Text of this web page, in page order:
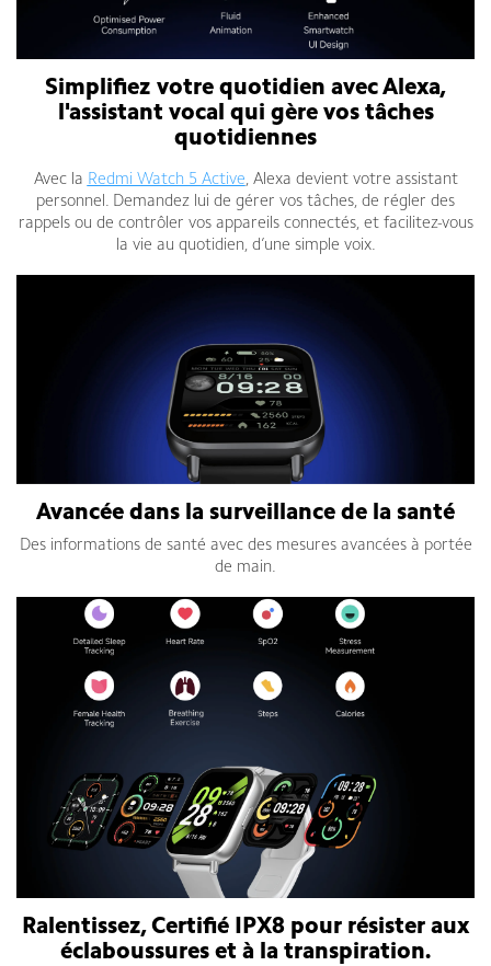
Simplifiez votre quotidien avec Alexa,
l'assistant vocal qui gère vos tâches
quotidiennes
Avec la Redmi Watch 5 Active, Alexa devient votre assistant
personnel. Demandez lui de gérer vos tâches, de régler des
rappels ou de contrôler vos appareils connectés, et facilitez-vous
la vie au quotidien, d’une simple voix.
Avancée dans la surveillance de la santé
Des informations de santé avec des mesures avancées à portée
de main.
Ralentissez,Certifié IPX8 pour résister aux
éclaboussures et à la transpiration.